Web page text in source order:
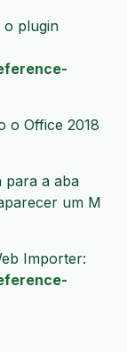
o plugin
o Office 2018
para a aba
um M
Importer: